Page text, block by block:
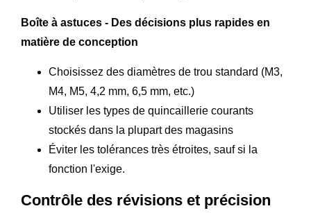
Boîte à astuces - Des décisions plus rapides en
matière de conception
Choisissez des diamètres de trou standard (M3,
M4, M5, 4,2 mm, 6,5 mm, etc.)
Utiliser les types de quincaillerie courants
stockés dans la plupart des magasins
Éviter les tolérances très étroites, sauf si la
fonction l'exige.
Contrôle des révisions et précision